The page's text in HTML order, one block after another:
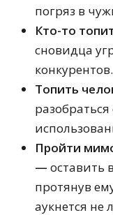
погряз в
Кто-то
сновидца
конкурентов.
Топить
Пройти
— оставить
протянув
аукнется